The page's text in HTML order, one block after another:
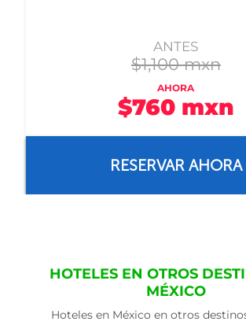
ANTES
$1,146 mxn
AHORA
$972 mxn
RESERVAR AHORA
HOTELES EN OTROS
MÉXICO
Hoteles en México en otros